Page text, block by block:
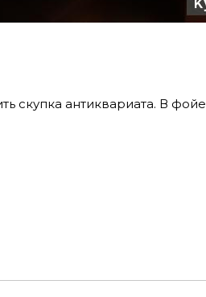
скупка антиквариата. В фойе